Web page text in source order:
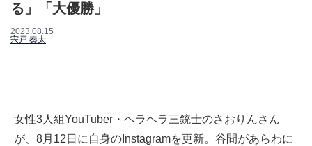
る」「大優勝」
2023.08.15
宍戸 奏太
女性3人組YouTuber・ヘラヘラ三銃士のさおりんさん
が、8月12日に自身のInstagramを更新。谷間があらわに